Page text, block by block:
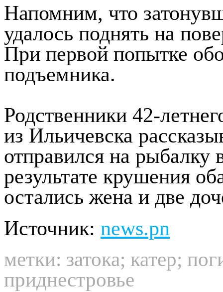
Напомним, что
удалось поднять на
При первой попытке
подъемника.
Родственники 42-
из Ильичевска
отправился на рыбалку
результате крушения
остались жена и две
Источник: news.pn
метки: затока; катер;
приднестровье